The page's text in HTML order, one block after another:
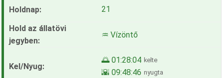
21
♒ Vízöntő
🌅 01:28:04 kelte
🌇 09:48:46 nyugta